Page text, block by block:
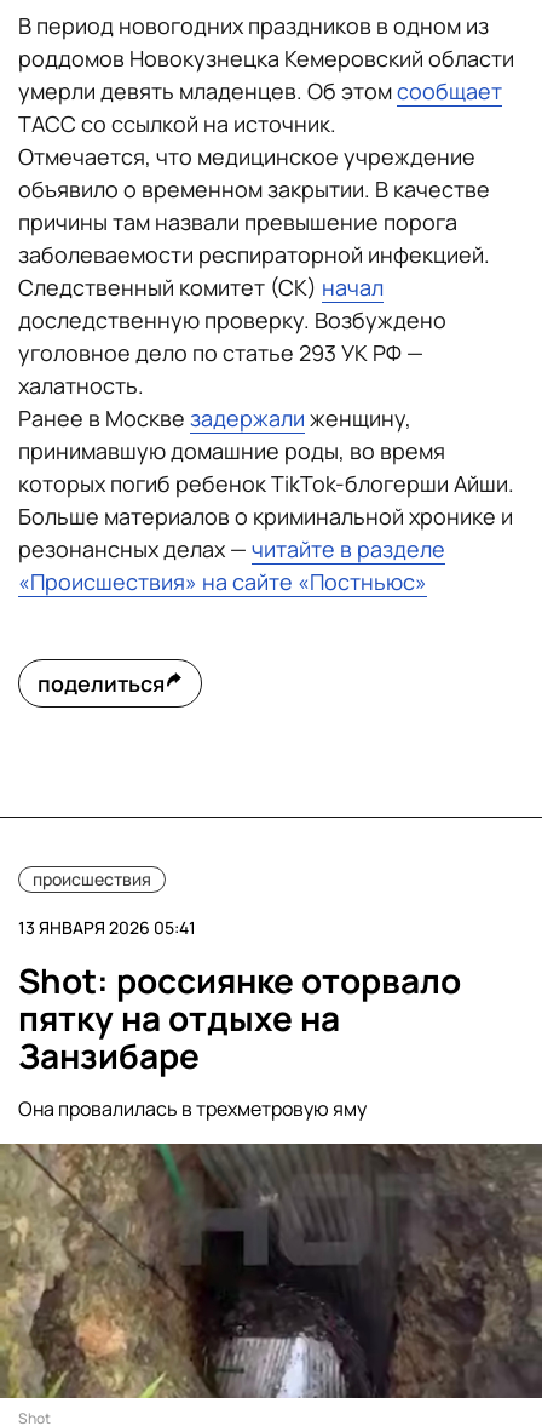
В период новогодних праздников в одном из
роддомов Новокузнецка Кемеровский области
умерли девять младенцев. Об этомсообщает
ТАСС со ссылкой на источник.
Отмечается, что медицинское учреждение
объявило о временном закрытии. В качестве
причины там назвали превышение порога
заболеваемости респираторной инфекцией.
Следственный комитет (СК) начал
доследственную проверку. Возбуждено
уголовное дело по статье 293 УК РФ —
халатность.
Ранее в Москве задержали женщину,
принимавшую домашние роды, во время
которых погиб ребенок TikTok-блогерши Айши.
Больше материалов о криминальной хронике и
резонансных делах — читайте в разделе
«Происшествия» на сайте «Постньюс»
поделиться
происшествия
13 ЯНВАРЯ 2026 05:41
Shot: россиянке оторвало
пятку на отдыхе на
Занзибаре
Она провалилась в трехметровую яму
Shot